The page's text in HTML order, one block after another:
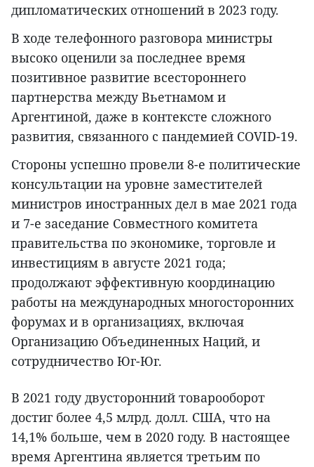
дипломатических отношений в 2023 году.
В ходе телефонного разговора министры
высоко оценили за последнее время
позитивное развитие всестороннего
партнерства между Вьетнамом и
Аргентиной, даже в контексте сложного
развития, связанного с пандемией COVID-19.
Стороны успешно провели 8-е политические
консультации на уровне заместителей
министров иностранных дел в мае 2021 года
и 7-е заседание Совместного комитета
правительства по экономике, торговле и
инвестициям в августе 2021 года;
продолжают эффективную координацию
работы на международных многосторонних
форумах и в организациях, включая
Организацию Объединенных Наций, и
сотрудничество Юг-Юг.
В 2021 году двусторонний товарооборот
достиг более 4,5 млрд. долл. США, что на
14,1% больше, чем в 2020 году. В настоящее
время Аргентина является третьим по